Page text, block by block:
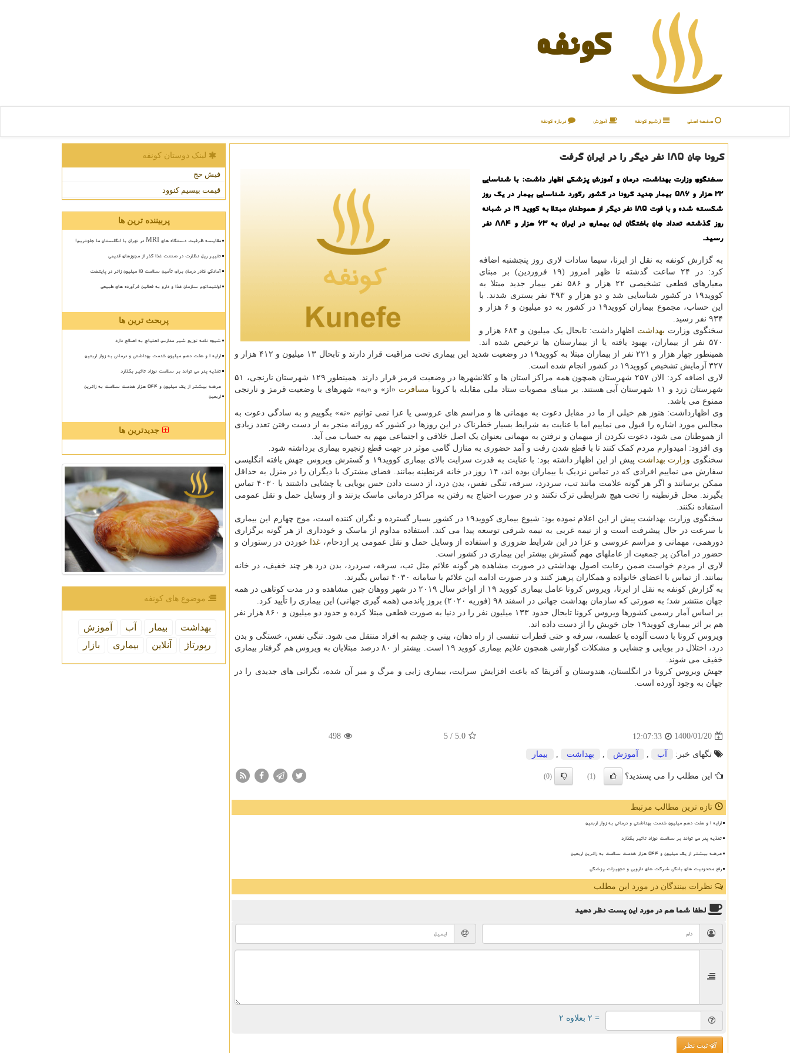
كونفه
صفحه اصلی آرشیو كونفه آموزش درباره كونفه
كرونا جان ۱۸۵ نفر دیگر را در ایران گرفت
سخنگوی وزارت بهداشت، درمان و آموزش پزشکی اظهار داشت: با شناسایی
۲۲ هزار و ۵۸۶ بیمار جدید کرونا در کشور رکورد شناسایی بیمار در یک روز
شکسته شده و با فوت ۱۸۵ نفر دیگر از هموطنان مبتلا به کووید ۱۹ در شبانه
روز گذشته، تعداد جان باختگان این بیماری در ایران به ۶۳ هزار و ۸۸۴ نفر
رسید.
به گزارش کونفه به نقل از ایرنا، سیما سادات لاری روز پنجشنبه اضافه
کرد: در ۲۴ ساعت گذشته تا ظهر امروز (۱۹ فروردین) بر مبنای
معیارهای قطعی تشخیصی ۲۲ هزار و ۵۸۶ نفر بیمار جدید مبتلا به
کووید۱۹ در کشور شناسایی شد و دو هزار و ۴۹۳ نفر بستری شدند. با
این حساب، مجموع بیماران کووید۱۹ در کشور به دو میلیون و ۶ هزار و
۹۳۴ نفر رسید.
سخنگوی وزارت بهداشت
اظهار داشت: تابحال یک میلیون و ۶۸۴ هزار و
۵۷۰ نفر از بیماران، بهبود یافته یا از بیمارستان ها ترخیص شده اند.
همینطور چهار هزار و ۲۲۱ نفر از بیماران مبتلا به کووید۱۹ در وضعیت شدید این بیماری تحت مراقبت قرار دارند و تابحال ۱۳ میلیون و ۴۱۲ هزار و
۳۲۷ آزمایش تشخیص کووید۱۹ در کشور انجام شده است.
لاری اضافه کرد: الان ۲۵۷ شهرستان همچون همه مراکز استان ها و کلانشهرها در وضعیت قرمز قرار دارند. همینطور ۱۲۹ شهرستان نارنجی، ۵۱
شهرستان زرد و ۱۱ شهرستان آبی هستند. بر مبنای مصوبات ستاد ملی مقابله با کرونا
مسافرت «از» و «به» شهرهای با وضعیت قرمز و نارنجی
ممنوع می باشد.
وی اظهارداشت: هنوز هم خیلی از ما در مقابل دعوت به مهمانی ها و مراسم های عروسی یا عزا نمی توانیم «نه» بگوییم و به سادگی دعوت به
مجالس مورد اشاره را قبول می نماییم اما با عنایت به شرایط بسیار خطرناک در این روزها در کشور که روزانه منجر به از دست رفتن تعدد زیادی
از هموطنان می شود، دعوت نکردن از میهمان و نرفتن به مهمانی بعنوان یک اصل خلاقی و اجتماعی مهم به حساب می آید.
وی افزود: امیدوارم مردم کمک کنند تا با قطع شدن رفت و آمد حضوری به منازل گامی موثر در جهت قطع زنجیره بیماری برداشته شود.
سخنگوی وزارت بهداشت
پیش از این اظهار داشته بود: با عنایت به قدرت سرایت بالای بیماری کووید۱۹ و گسترش ویروس جهش یافته انگلیسی
سفارش می نماییم افرادی که در تماس نزدیک با بیماران بوده اند، ۱۴ روز در خانه قرنطینه بمانند. فضای مشترک با دیگران را در منزل به حداقل
ممکن برسانند و اگر هر گونه علامت مانند تب، سردرد، سرفه، تنگی نفس، بدن درد، از دست دادن حس بویایی یا چشایی داشتند با ۴۰۳۰ تماس
بگیرند. محل قرنطینه را تحت هیچ شرایطی ترک نکنند و در صورت احتیاج به رفتن به مراکز درمانی ماسک بزنند و از وسایل حمل و نقل عمومی
استفاده نکنند.
سخنگوی وزارت بهداشت پیش از این اعلام نموده بود: شیوع بیماری کووید۱۹ در کشور بسیار گسترده و نگران کننده است، موج چهارم این بیماری
با سرعت در حال پیشرفت است و از نیمه غربی به نیمه شرقی توسعه پیدا می کند. استفاده مداوم از ماسک و خودداری از هر گونه برگزاری
دورهمی، مهمانی و مراسم عروسی و عزا در این شرایط ضروری و استفاده از وسایل حمل و نقل عمومی پر ازدحام، غذا خوردن در رستوران و
حضور در اماکن پر جمعیت از عاملهای مهم گسترش بیشتر این بیماری در کشور است.
لاری از مردم خواست ضمن رعایت اصول بهداشتی در صورت مشاهده هر گونه علائم مثل تب، سرفه، سردرد، بدن درد هر چند خفیف، در خانه
بمانند. از تماس با اعضای خانواده و همکاران پرهیز کنند و در صورت ادامه این علائم با سامانه ۴۰۳۰ تماس بگیرند.
به گزارش کونفه به نقل از ایرنا، ویروس کرونا عامل بیماری کووید ۱۹ از اواخر سال ۲۰۱۹ در شهر ووهان چین مشاهده و در مدت کوتاهی در همه
جهان منتشر شد؛ به صورتی که سازمان بهداشت جهانی در اسفند ۹۸ (فوریه ۲۰۲۰) بروز پاندمی (همه گیری جهانی) این بیماری را تأیید کرد.
بر اساس آمار رسمی کشورها ویروس کرونا تابحال حدود ۱۳۳ میلیون نفر را در دنیا به صورت قطعی مبتلا کرده و حدود دو میلیون و ۸۶۰ هزار نفر
هم بر اثر بیماری کووید۱۹ جان خویش را از دست داده اند.
ویروس کرونا با دست آلوده یا عطسه، سرفه و حتی قطرات تنفسی از راه دهان، بینی و چشم به افراد منتقل می شود. تنگی نفس، خستگی و بدن
درد، اختلال در بویایی و چشایی و مشکلات گوارشی همچون علایم بیماری کووید ۱۹ است. بیشتر از ۸۰ درصد مبتلایان به ویروس هم گرفتار بیماری
خفیف می شوند.
جهش ویروس کرونا در انگلستان، هندوستان و آفریقا که باعث افزایش سرایت، بیماری زایی و مرگ و میر آن شده، نگرانی های جدیدی را در
جهان به وجود آورده است.
1400/01/20
12:07:33
5.0
/ 5
498
تگهای خبر: آب آموزش بهداشت بیمار
این مطلب را می پسندید؟ (1)
(0)
تازه ترین مطالب مرتبط
ارایه ۱ و هفت دهم میلیون خدمت بهداشتی و درمانی به زوار اربعین
تغذیه پدر می تواند بر سلامت نوزاد تاثیر بگذارد
عرضه بیشتر از یک میلیون و ۵۴۴ هزار خدمت سلامت به زائرین اربعین
رفع محدودیت های بانکی شرکت های دارویی و تجهیزات پزشکی
نظرات بینندگان در مورد این مطلب
لطفا شما همدر مورد این پستنظر دهید
= ۲ بعلاوه ۲
ثبت نظر
لینک دوستان كونفه
فیش حج
قیمت بیسیم کنوود
پربیننده ترین ها
مقایسه ظرفیت دستگاه های MRI در تهران با انگلستان ما جلوتریم!
تغییر ریل نظارت در صنعت غذا گذر از مجوزهای قدیمی
آمادگی کادر درمان برای تأمین سلامت 15 میلیون زائر در پایتخت
اولتیماتوم سازمان غذا و دارو به فعالین فرآورده های طبیعی
پربحث ترین ها
شیوه نامه توزیع شیر مدارس احتیاج به اصلاح دارد
ارایه ۱ و هفت دهم میلیون خدمت بهداشتی و درمانی به زوار اربعین
تغذیه پدر می تواند بر سلامت نوزاد تاثیر بگذارد
عرضه بیشتر از یک میلیون و ۵۴۴ هزار خدمت سلامت به زائرین
اربعین
جدیدترین ها
موضوع های كونفه
بهداشت بیمار آب
آموزش
رپورتاژ
آنلاین بیماری بازار